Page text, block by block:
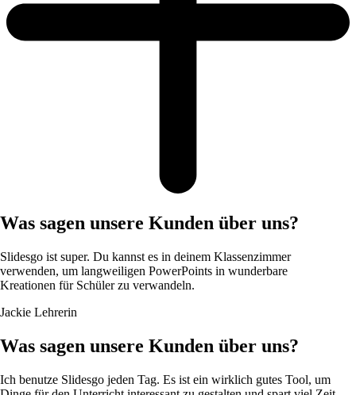
Was sagen unsere Kunden über uns?
Slidesgo ist super. Du kannst es in deinem Klassenzimmer
verwenden, um langweiligen PowerPoints in wunderbare
Kreationen für Schüler zu verwandeln.
Jackie Lehrerin
Was sagen unsere Kunden über uns?
Ich benutze Slidesgo jeden Tag. Es ist ein wirklich gutes Tool, um